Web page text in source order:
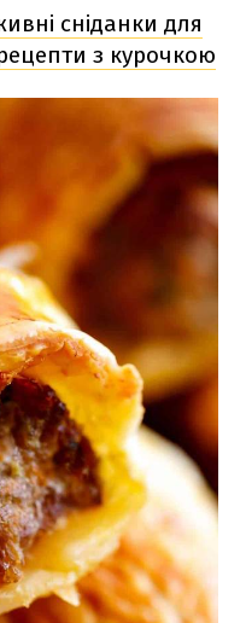
сніданки для
з курочкою